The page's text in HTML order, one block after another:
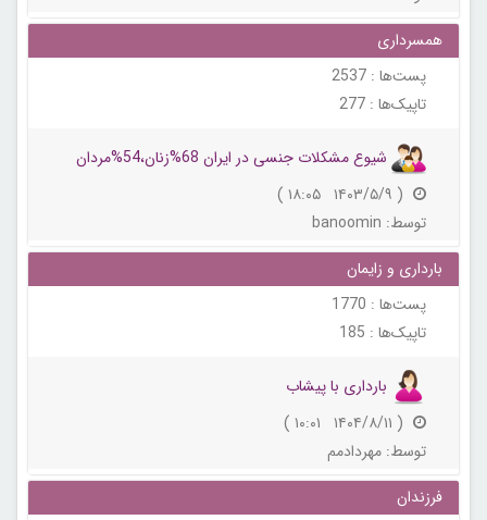
همسرداری
پست‌ها : 2537
تاپیک‌ها : 277
شیوع مشکلات جنسی در ایران 68%زنان،54%مردان
( ۱۴۰۳/۵/۹ ۱۸:۰۵ )
توسط: banoomin
بارداری و زایمان
پست‌ها : 1770
تاپیک‌ها : 185
بارداری با پیشاب
( ۱۴۰۴/۸/۱۱ ۱۰:۰۱ )
توسط: مهردادمم
فرزندان